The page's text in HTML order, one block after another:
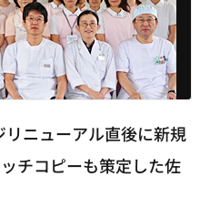
リニューアル直後に新規
チコピーも策定した佐